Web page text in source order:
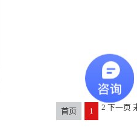
首页 1 2 下一页